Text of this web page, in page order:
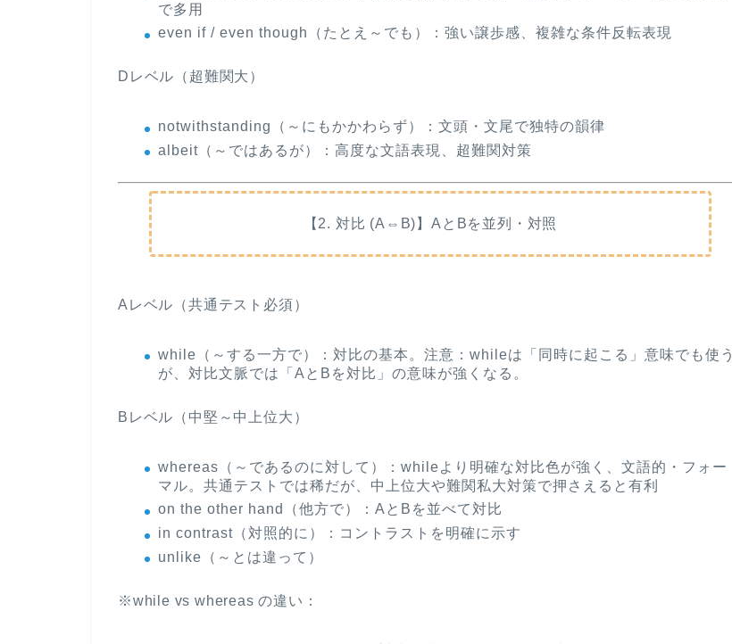
で多用
even if / even though（たとえ～でも）
：強い譲歩感、複雑な条件反転表現
Dレベル（超難関大）
notwithstanding（～にもかかわらず）
：文頭・文尾で独特の韻律
albeit（～ではあるが）
：高度な文語表現、超難関対策
【2. 対比 (A⇔B)】AとBを並列・対照
Aレベル（共通テスト必須）
while（～する一方で）
：対比の基本。注意：whileは「同時に起こる」意味でも使う
が、対比文脈では「AとBを対比」の意味が強くなる。
Bレベル（中堅～中上位大）
whereas（～であるのに対して）
：whileより明確な対比色が強く、文語的・フォー
マル。共通テストでは稀だが、中上位大や難関私大対策で押さえると有利
on the other hand（他方で）
：AとBを並べて対比
in contrast（対照的に）
：コントラストを明確に示す
unlike（～とは違って）
※while vs whereas の違い ：